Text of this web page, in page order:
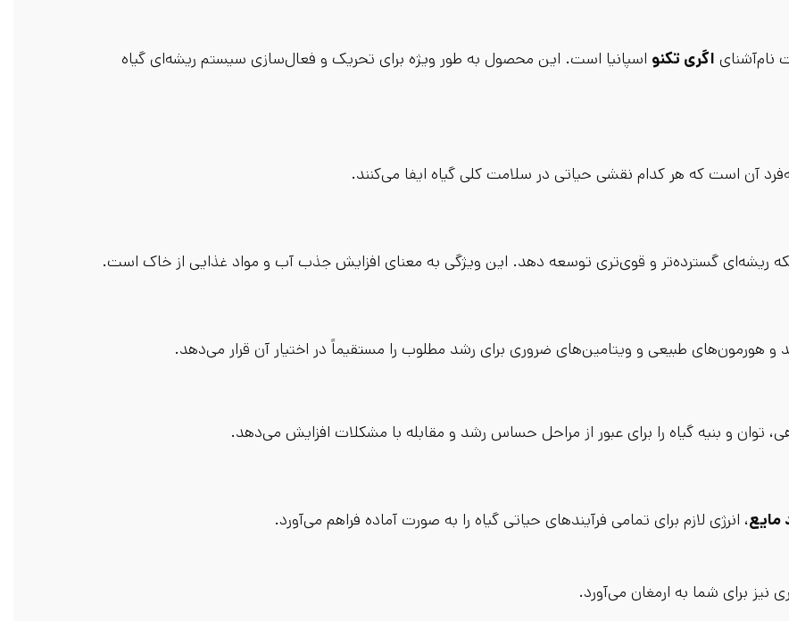
اگری تکنو اسپانیا است. این محصول به طور ویژه برای تحریک و فعال‌سازی سیستم ریشه‌ای گیاه
آن است که هر کدام نقشی حیاتی در سلامت کلی گیاه ایفا می‌کنند.
ریشه‌ای گسترده‌تر و قوی‌تری توسعه دهد. این ویژگی به معنای افزایش جذب آب و مواد غذایی از خاک است.
و هورمون‌های طبیعی و ویتامین‌های ضروری برای رشد مطلوب را مستقیماً در اختیار آن قرار می‌دهد.
و بنیه گیاه را برای عبور از مراحل حساس رشد و مقابله با مشکلات افزایش می‌دهد.
مایع، انرژی لازم برای تمامی فرآیندهای حیاتی گیاه را به صورت آماده فراهم می‌آورد.
نیز برای شما به ارمغان می‌آورد.